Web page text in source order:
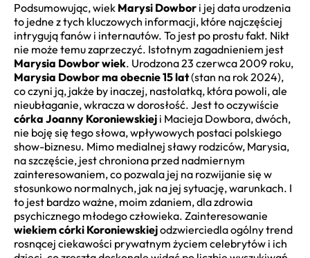
Podsumowując, wiek Marysi Dowbor i jej data urodzenia
to jedne z tych kluczowych informacji, które najczęściej
intrygują fanów i internautów. To jest po prostu fakt. Nikt
nie może temu zaprzeczyć. Istotnym zagadnieniem jest
Marysia Dowbor wiek. Urodzona 23 czerwca 2009 roku,
Marysia Dowbor ma obecnie 15 lat(stan na rok 2024),
co czyni ją, jakże by inaczej, nastolatką, która powoli, ale
nieubłaganie, wkracza w dorosłość. Jest to oczywiście
córka Joanny Koroniewskiej i Macieja Dowbora, dwóch,
nie boję się tego słowa, wpływowych postaci polskiego
show-biznesu. Mimo medialnej sławy rodziców, Marysia,
na szczęście, jest chroniona przed nadmiernym
zainteresowaniem, co pozwala jej na rozwijanie się w
stosunkowo normalnych, jak na jej sytuację, warunkach. I
to jest bardzo ważne, moim zdaniem, dla zdrowia
psychicznego młodego człowieka. Zainteresowanie
wiekiem córki Koroniewskiejodzwierciedla ogólny trend
rosnącej ciekawości prywatnym życiem celebrytów i ich